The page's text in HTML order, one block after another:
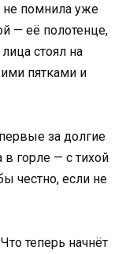
не помнила уже
— её полотенце,
стоял на
пятками и
за долгие
в горле — с тихой
честно, если не
теперь начнёт